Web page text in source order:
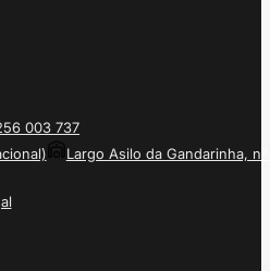
003 737
Largo Asilo da Gandarinha, nº